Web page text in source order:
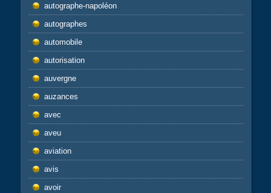
autographe-napoléon
autographes
automobile
autorisation
auvergne
auzances
avec
aveu
aviation
avis
avoir